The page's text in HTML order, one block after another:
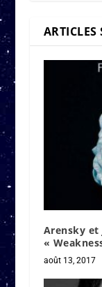
Arensky
«
août 13, 2017